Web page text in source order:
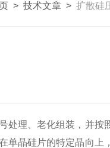
> 技术文章 > 扩散硅
处理、老化组装，并
单晶硅片的特定晶向上